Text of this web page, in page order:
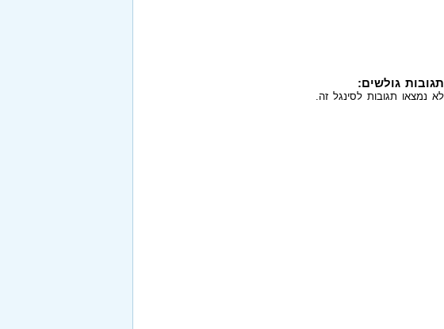
תגובות גולשים:
לא נמצאו תגובות לסינגל זה.